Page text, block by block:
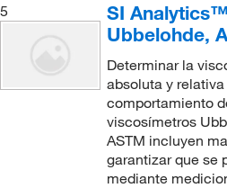
5
SI
Ubbelohde,
Determinar la
absoluta y
comportamiento
viscosímetros
ASTM incluyen
garantizar que se
mediante